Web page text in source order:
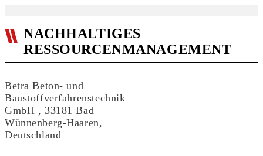
NACHHALTIGES
RESSOURCENMANAGEMENT
Betra Beton- und
Baustoffverfahrenstechnik
GmbH , 33181 Bad
Wünnenberg-Haaren,
Deutschland